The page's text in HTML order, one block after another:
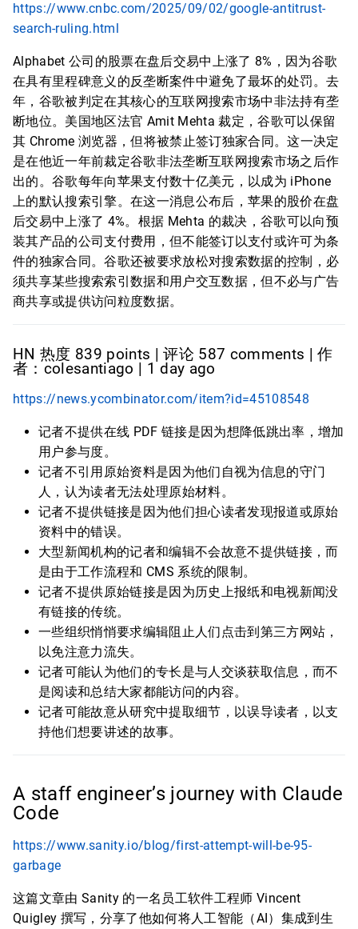
https://www.cnbc.com/2025/09/02/google-antitrust-
search-ruling.html
Alphabet 公司的股票在盘后交易中上涨了 8%，因为谷歌
在具有里程碑意义的反垄断案件中避免了最坏的处罚。去
年，谷歌被判定在其核心的互联网搜索市场中非法持有垄
断地位。美国地区法官 Amit Mehta 裁定，谷歌可以保留
其 Chrome 浏览器，但将被禁止签订独家合同。这一决定
是在他近一年前裁定谷歌非法垄断互联网搜索市场之后作
出的。谷歌每年向苹果支付数十亿美元，以成为 iPhone
上的默认搜索引擎。在这一消息公布后，苹果的股价在盘
后交易中上涨了 4%。根据 Mehta 的裁决，谷歌可以向预
装其产品的公司支付费用，但不能签订以支付或许可为条
件的独家合同。谷歌还被要求放松对搜索数据的控制，必
须共享某些搜索索引数据和用户交互数据，但不必与广告
商共享或提供访问粒度数据。
HN 热度 839 points | 评论 587 comments | 作
者：colesantiago | 1 day ago
https://news.ycombinator.com/item?id=45108548
记者不提供在线 PDF 链接是因为想降低跳出率，增加
用户参与度。
记者不引用原始资料是因为他们自视为信息的守门
人，认为读者无法处理原始材料。
记者不提供链接是因为他们担心读者发现报道或原始
资料中的错误。
大型新闻机构的记者和编辑不会故意不提供链接，而
是由于工作流程和 CMS 系统的限制。
记者不提供原始链接是因为历史上报纸和电视新闻没
有链接的传统。
一些组织悄悄要求编辑阻止人们点击到第三方网站，
以免注意力流失。
记者可能认为他们的专长是与人交谈获取信息，而不
是阅读和总结大家都能访问的内容。
记者可能故意从研究中提取细节，以误导读者，以支
持他们想要讲述的故事。
A staff engineer’s journey with Claude
Code
https://www.sanity.io/blog/first-attempt-will-be-95-
garbage
这篇文章由 Sanity 的一名员工软件工程师 Vincent
Quigley 撰写，分享了他如何将人工智能（AI）集成到生